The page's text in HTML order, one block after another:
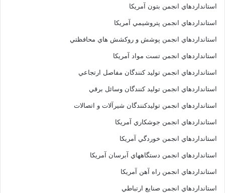
استانداردهاي انجمن بتون آمريکا
استانداردهاي انجمن پتروشيمي آمريکا
استانداردهاي انجمن پوشش و روکشش هاي محافظتي
استانداردهاي انجمن تست مواد آمريکا
استانداردهاي انجمن توليد کنندگان مفاصل ارتجاعي
استانداردهاي انجمن توليد کنندگان وسائل برقي
استانداردهاي انجمن توليدکنندگان شيرآلات و اتصالات
استانداردهاي انجمن جوشکاري آمريکا
استانداردهاي انجمن خوردگي آمريکا
استانداردهاي انجمن دستگاههاي آبرسان آمريکا
استانداردهاي انجمن راه آهن آمريکا
استانداردهاي انجمن صنايع ارتباطي